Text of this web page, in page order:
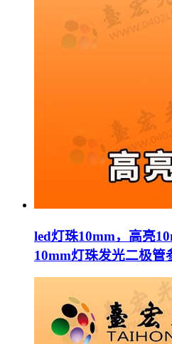
led灯珠10mm，高亮
10mm灯珠发光二极管